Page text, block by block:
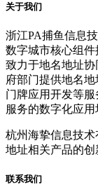
关于我们
浙江PA捕鱼信息
数字城市核心组件
致力于地名地址
府部门提供地名
门牌应用开发等
服务的数字化应用
杭州海挚信息技
地址相关产品的创
联系我们